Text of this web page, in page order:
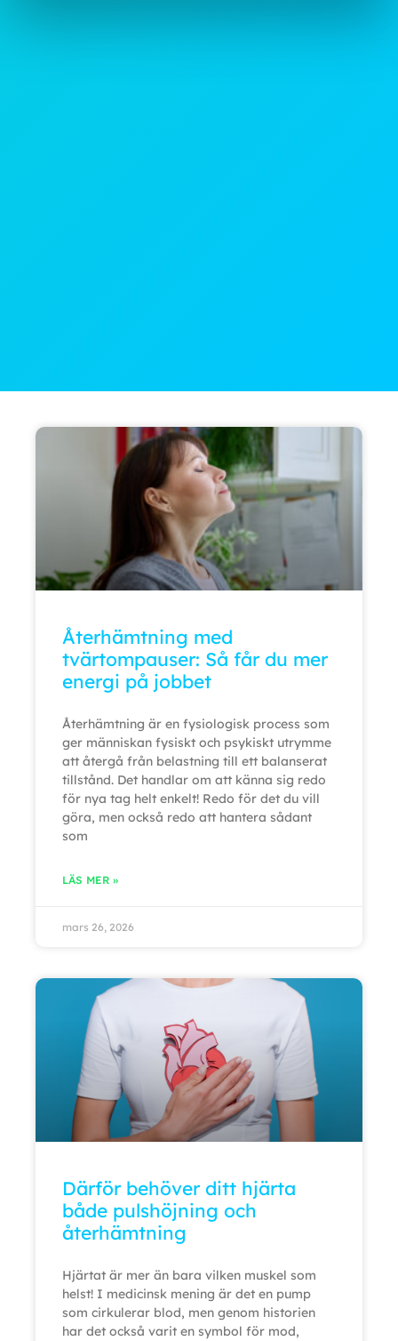
Återhämtning med
tvärtompauser: Så får du mer
energi på jobbet
Återhämtning är en fysiologisk process som
ger människan fysiskt och psykiskt utrymme
att återgå från belastning till ett balanserat
tillstånd. Det handlar om att känna sig redo
för nya tag helt enkelt! Redo för det du vill
göra, men också redo att hantera sådant
som
LÄS MER »
mars 26, 2026
Därför behöver ditt hjärta
både pulshöjning och
återhämtning
Hjärtat är mer än bara vilken muskel som
helst! I medicinsk mening är det en pump
som cirkulerar blod, men genom historien
har det också varit en symbol för mod,